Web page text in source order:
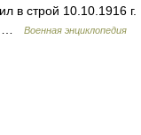
в строй 10.10.1916 г.
…
Военная энциклопедия